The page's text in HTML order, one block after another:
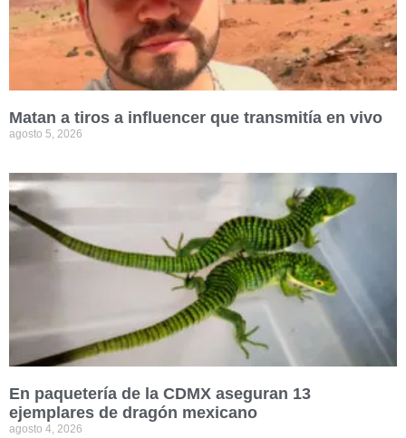
Matan a tiros a influencer que transmitía en vivo
agosto 5, 2026
En paquetería de la CDMX aseguran 13
ejemplares de dragón mexicano
agosto 4, 2026